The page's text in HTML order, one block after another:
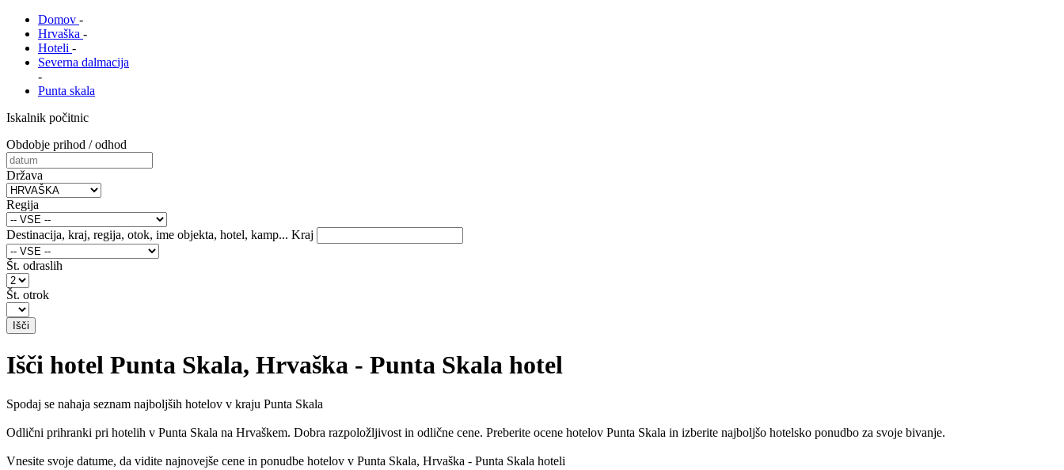
Domov -
Hrvaška -
Hoteli -
Severna dalmacija
-
Punta skala
Iskalnik počitnic
Obdobje prihod / odhod
Država
Regija
Destinacija, kraj, regija, otok, ime objekta, hotel, kamp... Kraj
Št. odraslih
Št. otrok
Išči hotel Punta Skala, Hrvaška - Punta Skala hotel
Spodaj se nahaja seznam najboljših hotelov v kraju Punta Skala
Odlični prihranki pri hotelih v Punta Skala na Hrvaškem. Dobra razpoložljivost in odlične cene. Preberite ocene hotelov Punta Skala in izberite najboljšo hotelsko ponudbo za svoje bivanje.
Vnesite svoje datume, da vidite najnovejše cene in ponudbe hotelov v Punta Skala, Hrvaška - Punta Skala hoteli